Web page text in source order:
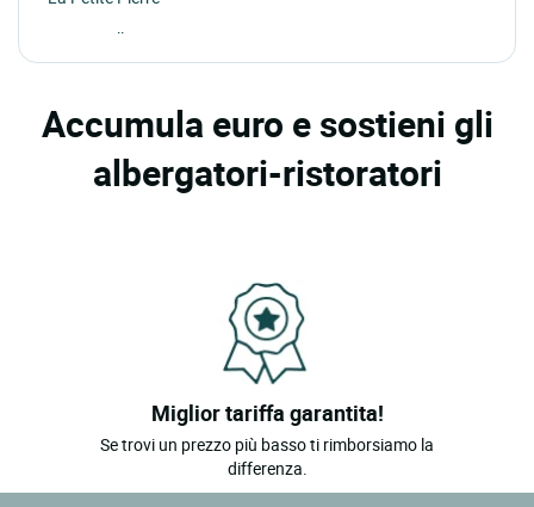
La Vancelle
La Broque
Kintzheim
Accumula euro e sostieni gli
albergatori-ristoratori
Miglior tariffa garantita!
Se trovi un prezzo più basso ti rimborsiamo la
differenza.